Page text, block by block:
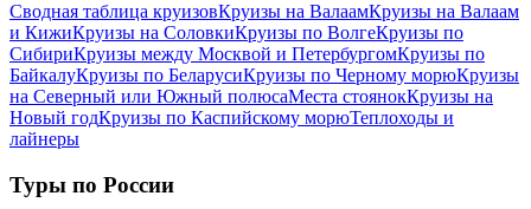
Сводная таблица круизовКруизы на ВалаамКруизы на Валаам
и КижиКруизы на СоловкиКруизы по ВолгеКруизы по
СибириКруизы между Москвой и ПетербургомКруизы по
БайкалуКруизы по БеларусиКруизы по Черному морюКруизы
на Северный или Южный полюсаМеста стоянокКруизы на
Новый годКруизы по Каспийскому морюТеплоходы и
лайнеры
Туры по России